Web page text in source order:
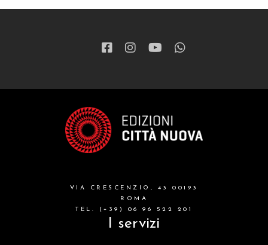
VIA CRESCENZIO, 43 00193
ROMA
TEL. (+39) 06 96 522 201
I servizi